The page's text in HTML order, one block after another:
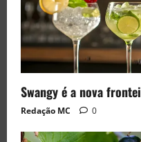
Swangy é a nova
Redação MC 0